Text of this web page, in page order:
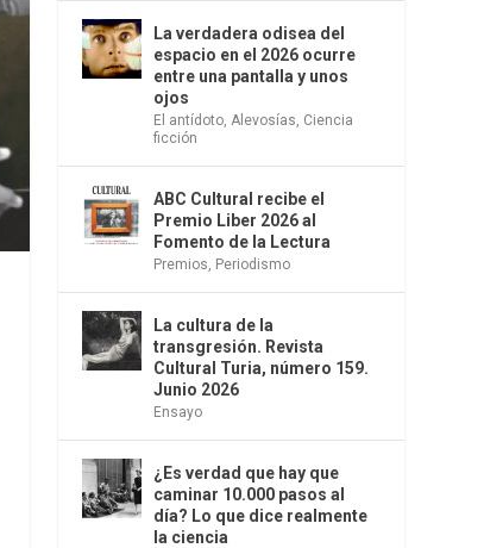
La verdadera odisea del
espacio en el 2026 ocurre
entre una pantalla y unos
ojos
El antídoto Alevosías Ciencia
ficción
ABC Cultural recibe el
Premio Liber 2026 al
Fomento de la Lectura
Premios Periodismo
La cultura de la
transgresión. Revista
Cultural Turia, número 159.
Junio 2026
Ensayo
¿Es verdad que hay que
caminar 10.000 pasos al
día? Lo que dice realmente
la ciencia